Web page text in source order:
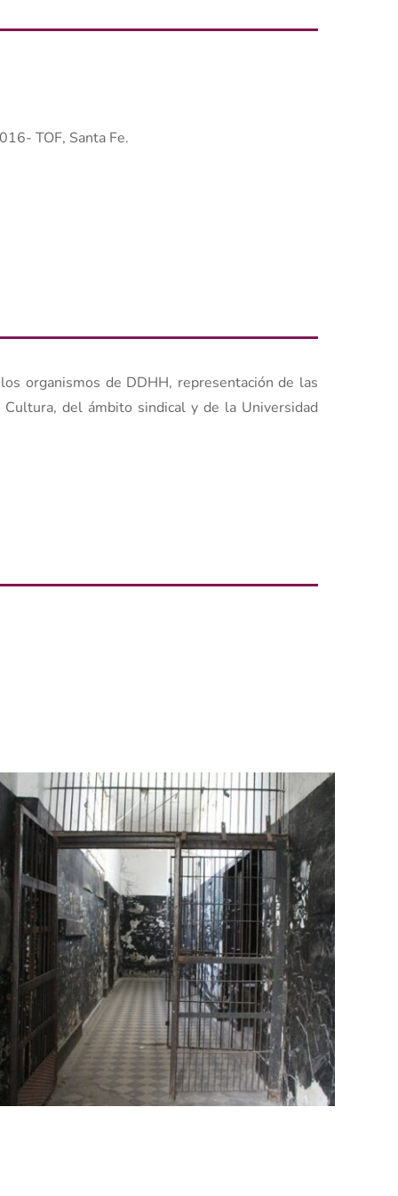
TOF, Santa Fe.
organismos de DDHH, representación de las
del ámbito sindical y de la Universidad